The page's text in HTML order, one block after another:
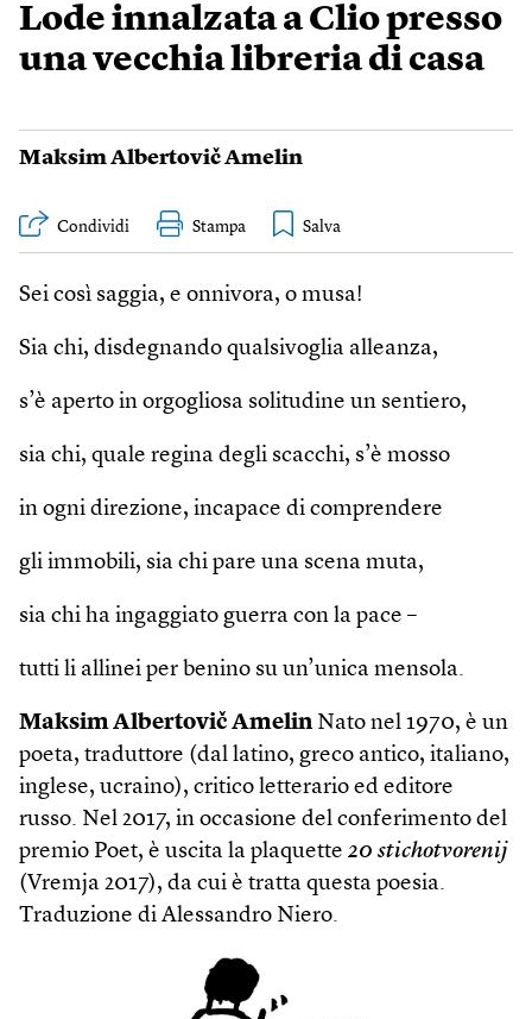
Lode innalzata a Clio presso
una vecchia libreria di casa
Maksim Albertovič Amelin
Condividi Stampa
Sei così saggia, e onnivora, o musa!
Sia chi, disdegnando qualsivoglia alleanza,
s’è aperto in orgogliosa solitudine un sentiero,
sia chi, quale regina degli scacchi, s’è mosso
in ogni direzione, incapace di comprendere
gli immobili, sia chi pare una scena muta,
sia chi ha ingaggiato guerra con la pace –
tutti li allinei per benino su un’unica mensola.
Maksim Albertovič AmelinNato nel 1970, è un
poeta, traduttore (dal latino, greco antico, italiano,
inglese, ucraino), critico letterario ed editore
russo. Nel 2017, in occasione del conferimento del
premio Poet, è uscita la plaquette 20 stichotvorenij
(Vremja 2017), da cui è tratta questa poesia.
Traduzione di Alessandro Niero.